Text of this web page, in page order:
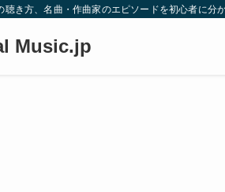
聴き方、名曲・作曲家のエピソードを初心者に分
Music.jp